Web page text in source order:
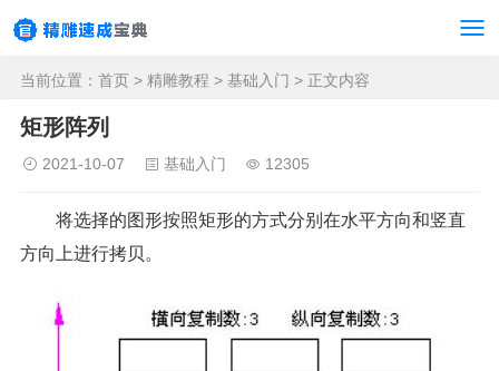
当前位置： 首页 > 精雕教程 > 基础入门 > 正文内容
矩形阵列
2021-10-07 基础入门 12305
将选择的图形按照矩形的方式分别在水平方向和竖直
方向上进行拷贝。